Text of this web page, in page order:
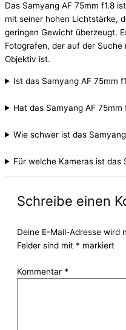
Das Samyang AF 75mm f1.8
mit seiner hohen Lichtstärke,
geringen Gewicht überzeugt.
Fotografen, der auf der
Objektiv ist.
Ist das Samyang AF 75mm
Hat das Samyang AF 75mm
Wie schwer ist das
Für welche Kameras ist das
Schreibe einen
Deine E-Mail-Adresse wird
Felder sind mit * markiert
Kommentar *